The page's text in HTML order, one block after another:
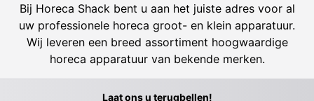
Bij Horeca Shack bent u aan het juiste adres voor al
uw professionele horeca groot- en klein apparatuur.
Wij leveren een breed assortiment hoogwaardige
horeca apparatuur van bekende merken.
Laat ons u terugbellen!